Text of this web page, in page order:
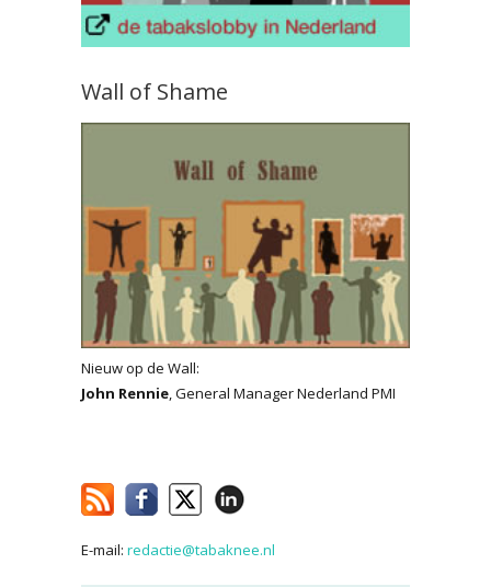
Wall of Shame
Nieuw op de Wall:
John Rennie, General Manager Nederland PMI
E-mail: redactie@tabaknee.nl